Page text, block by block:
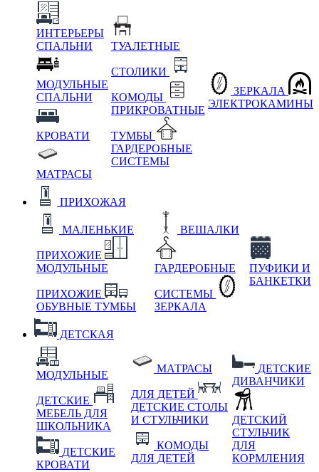
ИНТЕРЬЕРЫ
СПАЛЬНИ
МОДУЛЬНЫЕ
СПАЛЬНИ
КРОВАТИ
МАТРАСЫ
ТУАЛЕТНЫЕ
СТОЛИКИ
КОМОДЫ
ПРИКРОВАТНЫЕ
ТУМБЫ
ГАРДЕРОБНЫЕ
СИСТЕМЫ
ЗЕРКАЛА
ЭЛЕКТРОКАМИНЫ
ПРИХОЖАЯ
МАЛЕНЬКИЕ
ПРИХОЖИЕ
МОДУЛЬНЫЕ
ПРИХОЖИЕ
ОБУВНЫЕ ТУМБЫ
ВЕШАЛКИ
ГАРДЕРОБНЫЕ
СИСТЕМЫ
ЗЕРКАЛА
ПУФИКИ И
БАНКЕТКИ
ДЕТСКАЯ
МОДУЛЬНЫЕ
ДЕТСКИЕ
МЕБЕЛЬ ДЛЯ
ШКОЛЬНИКА
ДЕТСКИЕ
КРОВАТИ
МАТРАСЫ
ДЛЯ ДЕТЕЙ
ДЕТСКИЕ СТОЛЫ
И СТУЛЬЧИКИ
КОМОДЫ
ДЛЯ ДЕТЕЙ
ДЕТСКИЕ
ДИВАНЧИКИ
ДЕТСКИЙ
СТУЛЬЧИК
ДЛЯ
КОРМЛЕНИЯ